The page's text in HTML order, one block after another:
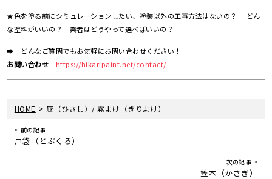
★色を塗る前にシミュレーションしたい、塗装以外の工事方法はないの？ どん
な塗料がいいの？ 業者はどうやって選べばいいの？
➡ どんなご質問でもお気軽にお問い合わせください！
お問い合わせ
https://hikaripaint.net/contact/
HOME >庇（ひさし）/ 霧よけ（きりよけ）
< 前の記事
戸袋（とぶくろ）
次の記事 >
笠木（かさぎ）